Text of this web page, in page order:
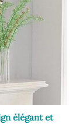
élégant et